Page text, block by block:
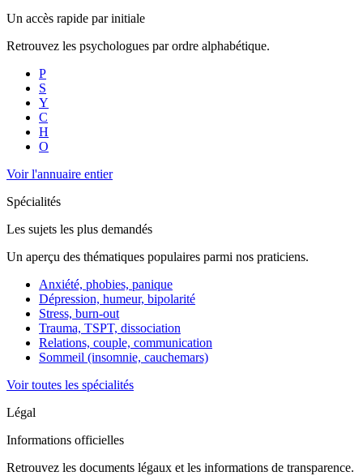
Un accès rapide par initiale
Retrouvez les psychologues par ordre alphabétique.
P
S
Y
C
H
O
Voir l'annuaire entier
Spécialités
Les sujets les plus demandés
Un aperçu des thématiques populaires parmi nos praticiens.
Anxiété, phobies, panique
Dépression, humeur, bipolarité
Stress, burn-out
Trauma, TSPT, dissociation
Relations, couple, communication
Sommeil (insomnie, cauchemars)
Voir toutes les spécialités
Légal
Informations officielles
Retrouvez les documents légaux et les informations de transparence.